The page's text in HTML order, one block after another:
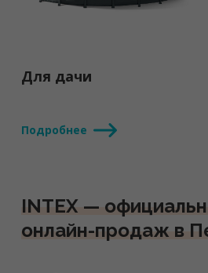
Для дачи
Подробнее
INTEX —
онлайн-продаж в